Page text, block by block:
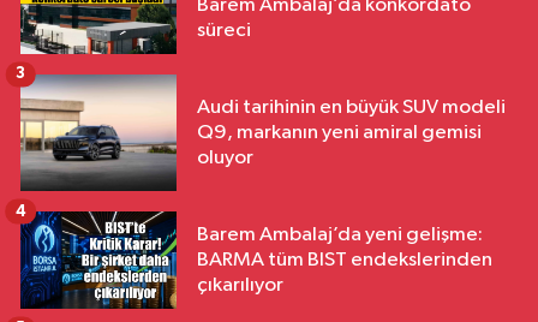
Barem Ambalaj’da konkordato
süreci
Audi tarihinin en büyük SUV modeli
Q9, markanın yeni amiral gemisi
oluyor
3
Barem Ambalaj’da yeni gelişme:
BARMA tüm BIST endekslerinden
çıkarılıyor
4